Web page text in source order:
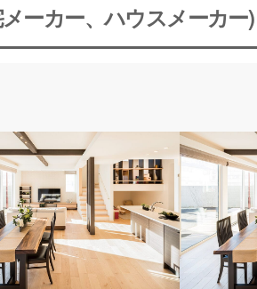
ーカー、ハウスメーカー)